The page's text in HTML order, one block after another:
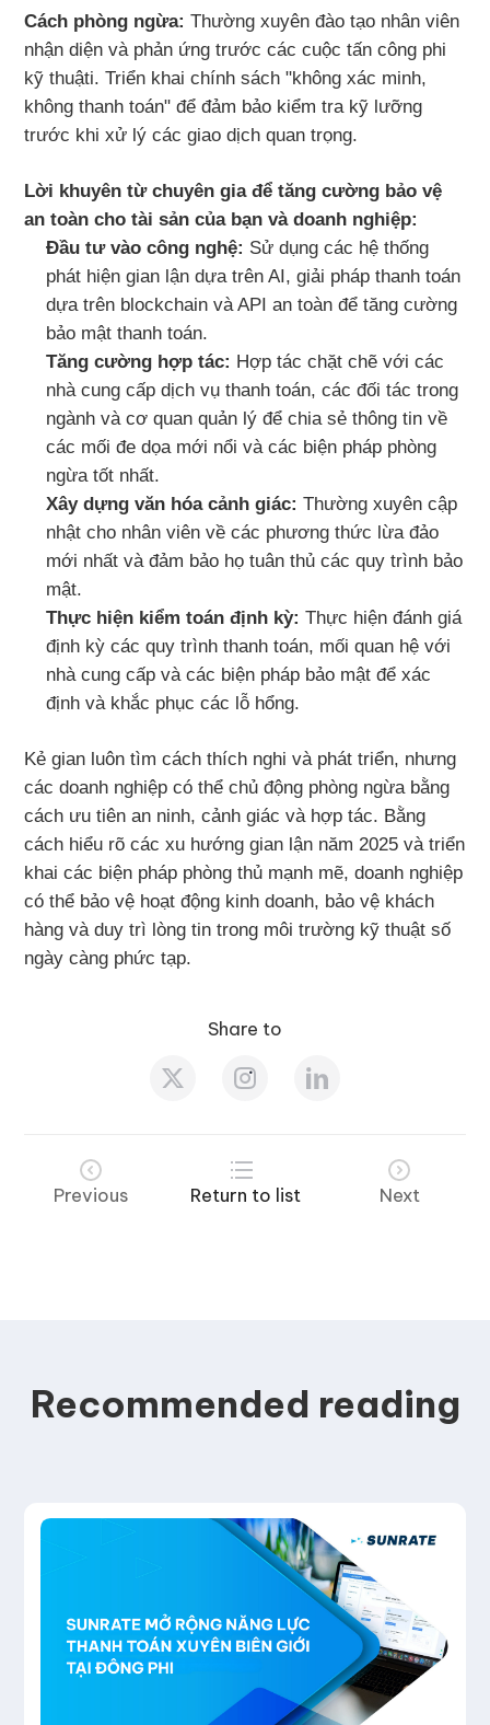
Cách phòng ngừa: Thường xuyên đào tạo nhân viên
nhận diện và phản ứng trước các cuộc tấn công phi
kỹ thuậti. Triển khai chính sách "không xác minh,
không thanh toán" để đảm bảo kiểm tra kỹ lưỡng
trước khi xử lý các giao dịch quan trọng.
Lời khuyên từ chuyên gia để tăng cường bảo vệ
an toàn cho tài sản của bạn và doanh nghiệp:
Đầu tư vào công nghệ: Sử dụng các hệ thống
phát hiện gian lận dựa trên AI, giải pháp thanh toán
dựa trên blockchain và API an toàn để tăng cường
bảo mật thanh toán.
Tăng cường hợp tác: Hợp tác chặt chẽ với các
nhà cung cấp dịch vụ thanh toán, các đối tác trong
ngành và cơ quan quản lý để chia sẻ thông tin về
các mối đe dọa mới nổi và các biện pháp phòng
ngừa tốt nhất.
Xây dựng văn hóa cảnh giác: Thường xuyên cập
nhật cho nhân viên về các phương thức lừa đảo
mới nhất và đảm bảo họ tuân thủ các quy trình bảo
mật.
Thực hiện kiểm toán định kỳ: Thực hiện đánh giá
định kỳ các quy trình thanh toán, mối quan hệ với
nhà cung cấp và các biện pháp bảo mật để xác
định và khắc phục các lỗ hổng.
Kẻ gian luôn tìm cách thích nghi và phát triển, nhưng
các doanh nghiệp có thể chủ động phòng ngừa bằng
cách ưu tiên an ninh, cảnh giác và hợp tác. Bằng
cách hiểu rõ các xu hướng gian lận năm 2025 và triển
khai các biện pháp phòng thủ mạnh mẽ, doanh nghiệp
có thể bảo vệ hoạt động kinh doanh, bảo vệ khách
hàng và duy trì lòng tin trong môi trường kỹ thuật số
ngày càng phức tạp.
Share to
Previous Return to list Next
Recommended reading